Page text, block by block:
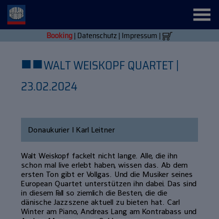
Booking| Datenschutz| Impressum |
■■WALT WEISKOPF QUARTET |
23.02.2024
Donaukurier | Karl Leitner
Walt Weiskopf fackelt nicht lange. Alle, die ihn
schon mal live erlebt haben, wissen das. Ab dem
ersten Ton gibt er Vollgas. Und die Musiker seines
European Quartet unterstützen ihn dabei. Das sind
in diesem Fall so ziemlich die Besten, die die
dänische Jazzszene aktuell zu bieten hat. Carl
Winter am Piano, Andreas Lang am Kontrabass und